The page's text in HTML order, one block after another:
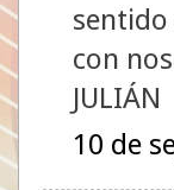
con
JULIÁN
10 de